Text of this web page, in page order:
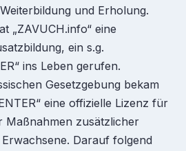
und Erholung.
„ZAVUCH.info“ eine
ein s.g.
ins Leben gerufen.
Gesetzgebung bekam
eine offizielle Lizenz für
Maßnahmen zusätzlicher
Darauf folgend